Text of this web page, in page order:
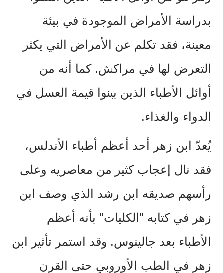
بدراسة الأمراض الموجودة في بيئة
معينة، فقد تكلم عن الأمراض التي يكثر
التعرض لها في مراكش. كما أنه من
أوائل الأطباء الذين بينوا قيمة العسل في
الدواء والغذاء.
يُعدّ ابن زهر أحد أعظم أطباء الأندلس،
فقد نال إعجاب كثير من معاصريه وعلى
رأسهم صديقه ابن رشد الذي وصف ابن
زهر في كتابه "الكليات" بأنه أعظم
الأطباء بعد جالينوس. وقد استمر تأثير ابن
زهر في الطب الأوروبي حتى القرن